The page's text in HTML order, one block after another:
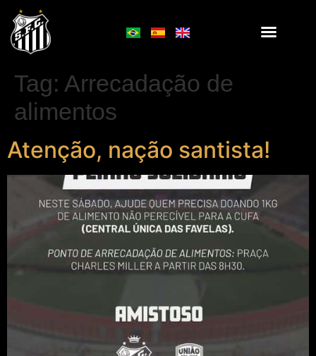
Tag: Arrecadação de
alimentos
Atenção, nação santista!